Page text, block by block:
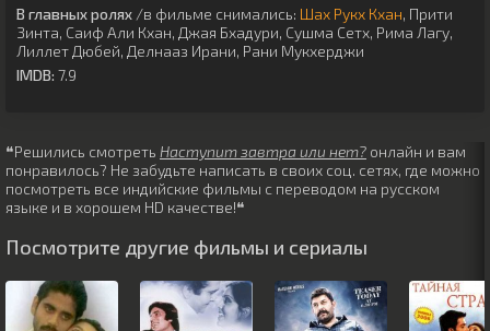
В главных ролях /в фильме снимались: Шах Рукх Кхан, Прити
Зинта, Саиф Али Кхан, Джая Бхадури, Сушма Сетх, Рима Лагу,
Лиллет Дюбей, Делнааз Ирани, Рани Мукхерджи
IMDB: 7.9
❝Решились смотреть Наступит завтра или нет? онлайн и вам
понравилось? Не забудьте написать в своих соц. сетях, где можно
посмотреть все индийские фильмы с переводом на русском
языке и в хорошем HD качестве!❝
Посмотрите другие фильмы и сериалы